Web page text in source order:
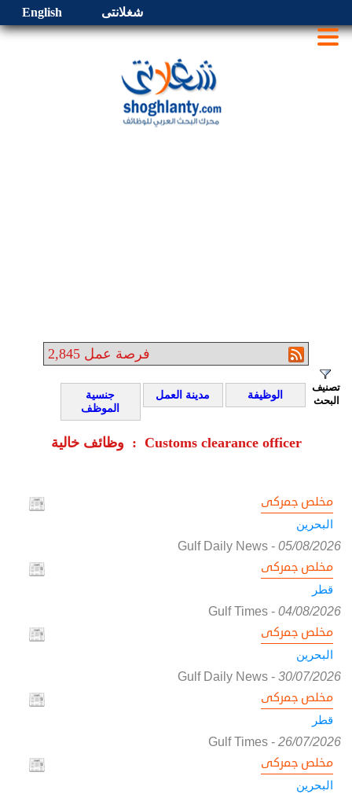
شغلانتى English
2,845 فرصة عمل
تصنيف
البحث
الوظيفة مدينة العمل
جنسية
الموظف
وظائف خالية : Customs clearance officer
مخلص جمركى
البحرين
Gulf Daily News- 05/08/2026
مخلص جمركى
قطر
Gulf Times- 04/08/2026
مخلص جمركى
البحرين
Gulf Daily News- 30/07/2026
مخلص جمركى
قطر
Gulf Times- 26/07/2026
مخلص جمركى
البحرين